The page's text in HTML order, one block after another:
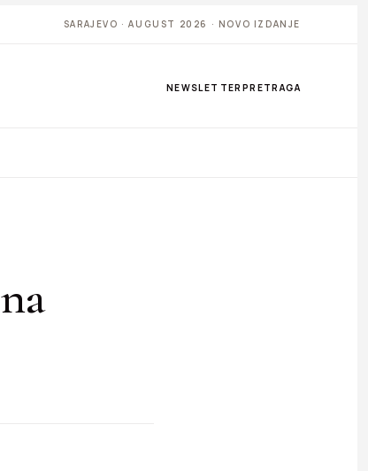
SARAJEVO · AUGUST 2026 · NOVO IZDANJE
NEWSLETTER PRETRAGA